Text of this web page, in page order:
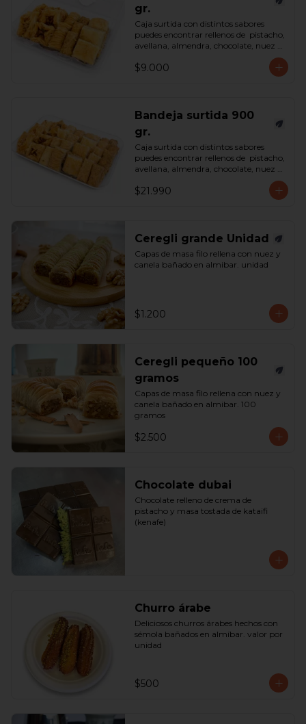
gr.
Caja surtida con distintos sabores
puedes encontrar rellenos de  pistacho,
avellana, almendra, chocolate, nuez y
*Surtido enviado sujeto a
$9.000
Bandeja surtida 900
gr.
Caja surtida con distintos sabores
puedes encontrar rellenos de  pistacho,
avellana, almendra, chocolate, nuez y
*Surtido enviado sujeto a
$21.990
Ceregli grande Unidad
Capas de masa filo rellena con nuez y
canela bañado en almibar. unidad
$1.200
Ceregli pequeño 100
gramos
Capas de masa filo rellena con nuez y
canela bañado en almibar. 100
gramos
$2.500
Chocolate dubai
Chocolate relleno de crema de
pistacho y masa tostada de kataifi
(kenafe)
Churro árabe
Deliciosos churros árabes hechos con
sémola bañados en almíbar. valor por
unidad
$500